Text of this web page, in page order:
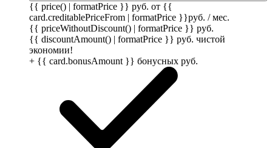
{{ price() | formatPrice }} руб. от {{
card.creditablePriceFrom | formatPrice }}руб. / мес.
{{ priceWithoutDiscount() | formatPrice }} руб.
{{ discountAmount() | formatPrice }} руб. чистой
экономии!
+ {{ card.bonusAmount }} бонусных руб.